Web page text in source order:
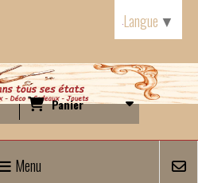
Panier
Menu
Langue ▼